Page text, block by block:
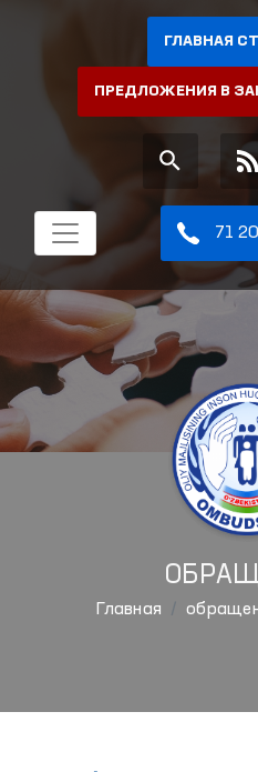
ГЛАВНАЯ
ПРЕДЛОЖЕНИЯ В
71
Главная